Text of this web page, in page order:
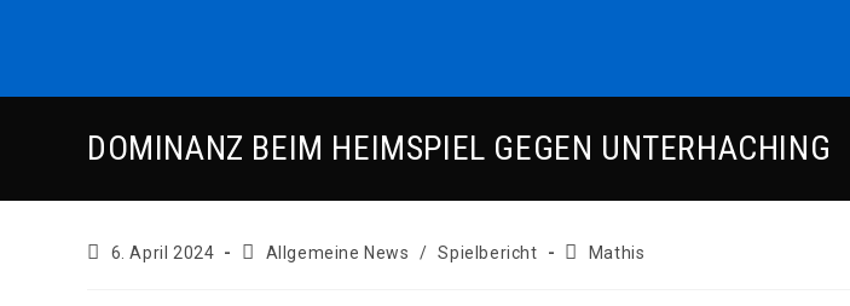
DOMINANZ BEIM HEIMSPIEL GEGEN UNTERHACHING
Beitrag
6. April 2024
Beitrags-
Allgemeine News / Spielbericht
Beitrags-
Mathis